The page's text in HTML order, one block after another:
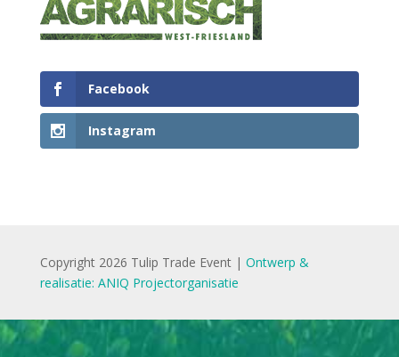
Facebook
Instagram
Copyright 2026 Tulip Trade Event | Ontwerp &
realisatie: ANIQ Projectorganisatie